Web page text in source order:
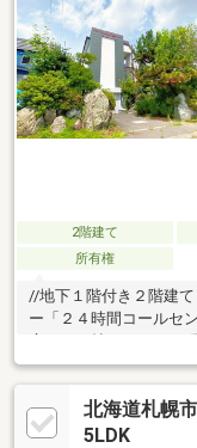
ースも豊富です。・宅
す。・2階には広々と
ができます。
2階建て
所有権
//地下１階付き２階建
ー「２４時間コールセ
広々１６帖スペース♪■
ングヒーター・食洗機
て６帖以上♪■２階には
ーに面してます♪■１・
奥まで広がっており収
北海道札幌
5LDK